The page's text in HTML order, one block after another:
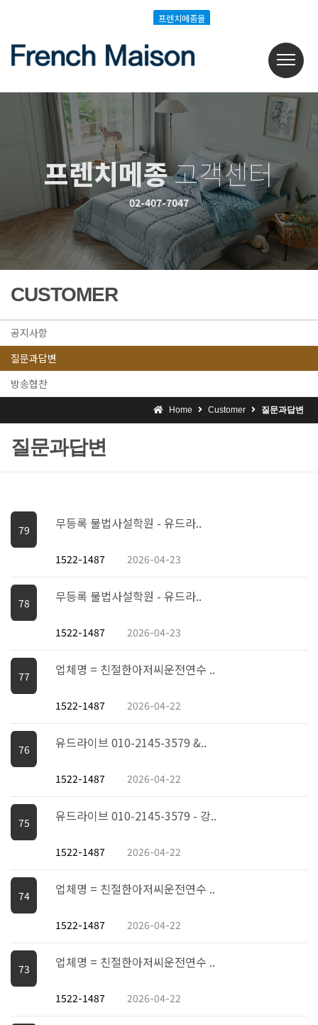
프렌치메종몰
프렌치메종고객센터
02-407-7047
CUSTOMER
공지사항
질문과답변
방송협찬
Home Customer 질문과답변
질문과답변
79 무등록 불법사설학원 - 유드라..
1522-1487 2026-04-23
78 무등록 불법사설학원 - 유드라..
1522-1487 2026-04-23
77 업체명 = 친절한아저씨운전연수 ..
1522-1487 2026-04-22
76 유드라이브 010-2145-3579 &..
1522-1487 2026-04-22
75 유드라이브 010-2145-3579 - 강..
1522-1487 2026-04-22
74 업체명 = 친절한아저씨운전연수 ..
1522-1487 2026-04-22
73 업체명 = 친절한아저씨운전연수 ..
1522-1487 2026-04-22